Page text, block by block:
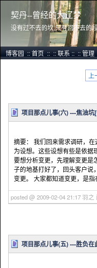
契丹--曾经的大辽梦
没有过不去的坎,只有回不去的
博客园::首页::::联系::::管理
项目那点儿事(六) ---焦油
摘要： 我们回来需求调研，
为设想。这些设想有些是依据
要想分析变更，先理解变更是
子的地基打好了，回头客户说
变更。 大家都知道变更，是
posted @ 2009-02-04 21:17 羽之
项目那点儿事(五) ---胜负